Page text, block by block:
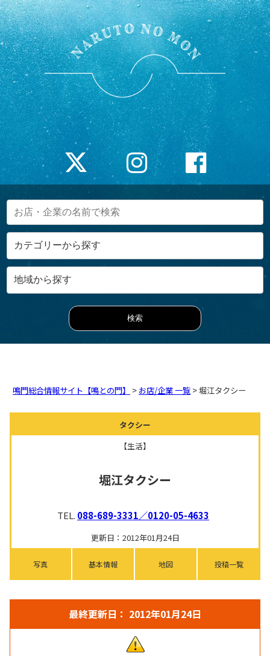
鳴門総合情報サイト【鳴との門】 > お店/企業 一覧 > 堀江タクシー
タクシー
【生活】
堀江タクシー
TEL. 088-689-3331／0120-05-4633
更新日：2012年01月24日
写真 基本情報 地図 投稿一覧
最終更新日： 2012年01月24日